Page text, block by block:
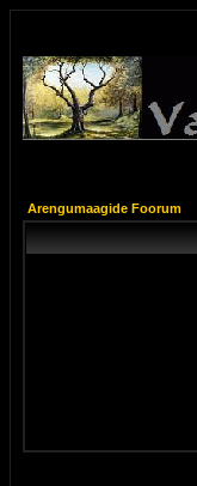
Arengumaagide Foorum